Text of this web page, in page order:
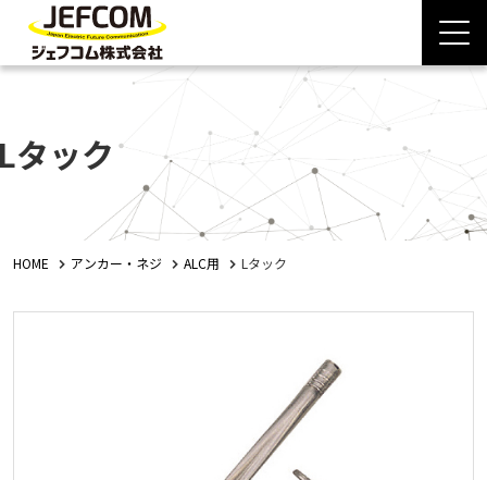
タック
HOME アンカー・ネジ ALC用 Lタック